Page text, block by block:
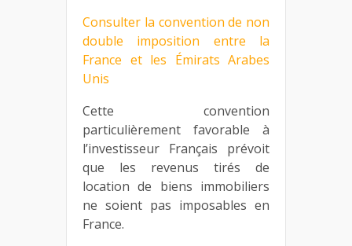
Consulter la convention de non
double imposition entre la
France et les Émirats Arabes
Unis
Cette convention
particulièrement favorable à
l’investisseur Français prévoit
que les revenus tirés de
location de biens immobiliers
ne soient pas imposables en
France.